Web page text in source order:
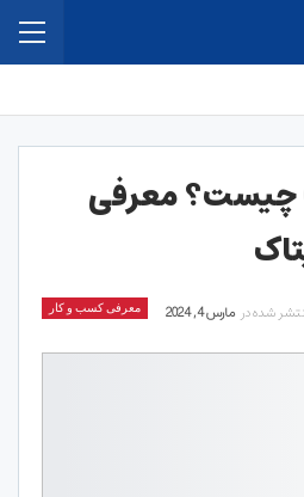
نرم افزار Odoo چیست؟ معرفی
معرفی کسب و کار شده در مارس 4, 2024